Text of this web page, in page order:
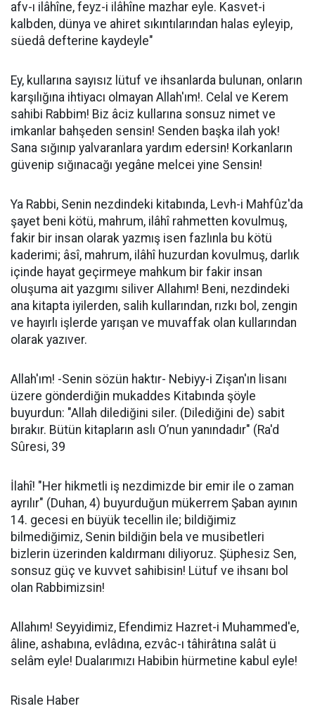
afv-ı ilâhîne, feyz-i ilâhîne mazhar eyle. Kasvet-i
kalbden, dünya ve ahiret sıkıntılarından halas eyleyip,
süedâ defterine kaydeyle"
Ey, kullarına sayısız lütuf ve ihsanlarda bulunan, onların
kar­şılığına ihtiyacı olmayan Allah'ım!. Celal ve Kerem
sahibi Rabbim! Biz âciz kullarına sonsuz nimet ve
imkanlar bahşeden sen­sin! Senden başka ilah yok!
Sana sığınıp yalvaranlara yardım edersin! Korkanların
güvenip sığınacağı yegâne melcei yine Sensin!
Ya Rabbi, Senin nezdindeki kitabında, Levh-i Mahfûz'da
şa­yet beni kötü, mahrum, ilâhî rahmetten kovulmuş,
fakir bir insan olarak yazmış isen fazlınla bu kötü
kaderimi; âsî, mahrum, ilâhî huzurdan kovulmuş, darlık
içinde hayat geçirmeye mahkum bir fakir insan
oluşuma ait yazgımı siliver Allahım! Beni, nezdindeki
ana kitapta iyilerden, salih kullarından, rızkı bol, zengin
ve hayır­lı işlerde yarışan ve muvaffak olan kullarından
olarak yazıver.
Allah'ım! -Senin sözün haktır- Nebiyy-i Zişan'ın lisanı
üzere gönderdiğin mukaddes Kitabında şöyle
buyurdun: "Allah diledi­ğini siler. (Dilediğini de) sabit
bırakır. Bütün kitapların aslı O’nun yanındadır" (Ra'd
Sûresi, 39
İlahî! "Her hikmetli iş nezdimizde bir emir ile o zaman
ayrılır" (Duhan, 4) buyurduğun mükerrem Şaban ayının
14. gece­si en büyük tecellin ile; bildiğimiz
bilmediğimiz, Senin bildiğin be­la ve musibetleri
bizlerin üzerinden kaldırmanı diliyoruz. Şüphe­siz Sen,
sonsuz güç ve kuvvet sahibisin! Lütuf ve ihsanı bol
olan Rabbimizsin!
Allahım! Seyyidimiz, Efendimiz Hazret-i Muhammed'e,
âli­ne, ashabına, evlâdına, ezvâc-ı tâhirâtına salât ü
selâm eyle! Du­alarımızı Habibin hürmetine kabul eyle!
Risale Haber